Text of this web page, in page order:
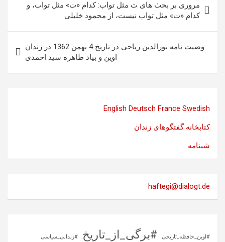
نوشته
مروری بر بحث های ت مثل تواب: کدام «ت» مثل تواب، و
کدام «ت» مثل تواب نیست، از محمود خلیلی
وصیت نامه نورالدین ریاحی در تاریخ 4 بهمن 1362 در زندان
اوین و بیاد طاهره سید احمدی
English Deutsch France Swedish
کتابخانه گفتگوهای زندان
شبنامه
haftegi@dialogt.de
#اوین_حافظه_تاریخی #برگی_از_تاریخ #زندانی_سیاسی